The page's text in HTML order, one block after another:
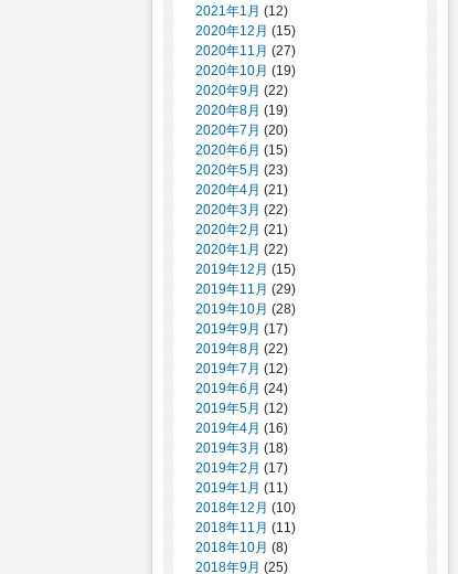
2021年1月 (12)
2020年12月 (15)
2020年11月 (27)
2020年10月 (19)
2020年9月 (22)
2020年8月 (19)
2020年7月 (20)
2020年6月 (15)
2020年5月 (23)
2020年4月 (21)
2020年3月 (22)
2020年2月 (21)
2020年1月 (22)
2019年12月 (15)
2019年11月 (29)
2019年10月 (28)
2019年9月 (17)
2019年8月 (22)
2019年7月 (12)
2019年6月 (24)
2019年5月 (12)
2019年4月 (16)
2019年3月 (18)
2019年2月 (17)
2019年1月 (11)
2018年12月 (10)
2018年11月 (11)
2018年10月 (8)
2018年9月 (25)